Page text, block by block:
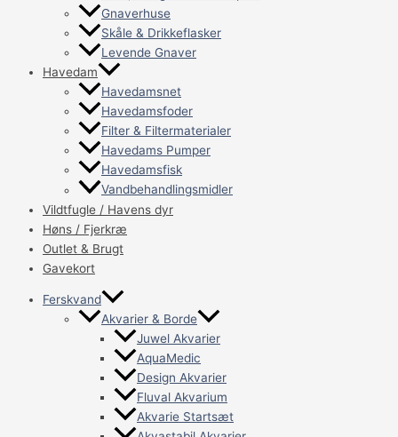
Gnaverhuse
Skåle & Drikkeflasker
Levende Gnaver
Havedam
Havedamsnet
Havedamsfoder
Filter & Filtermaterialer
Havedams Pumper
Havedamsfisk
Vandbehandlingsmidler
Vildtfugle / Havens dyr
Høns / Fjerkræ
Outlet & Brugt
Gavekort
Ferskvand
Akvarier & Borde
Juwel Akvarier
AquaMedic
Design Akvarier
Fluval Akvarium
Akvarie Startsæt